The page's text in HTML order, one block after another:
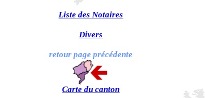
Liste des Notaires
Divers
retour page précédente
Carte du canton